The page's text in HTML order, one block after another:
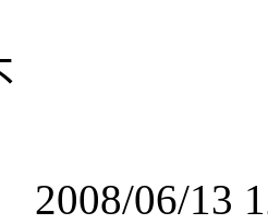
2008/06/13